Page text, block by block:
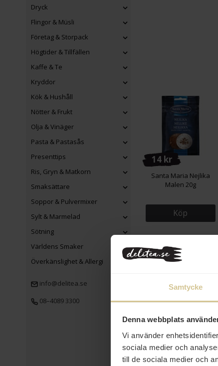
Samtycke
Denna webbplats
Vi använder
sociala medier och
till de sociala medier och
Dryck
Flingor & Müsli
Företag & Storpack
Högtider & Tillfällen
Kaffe & Te
Kryddor
Kök & Hushåll
Nötter & Frukt
Olja & Vinäger
Pasta & Pastasås
Presenttips
Ris, Gryn & Matkorn
Smaksättare
Soppor & Pulvermixer
Sylt & Marmelad
Sötning
Världens Smaker
Överkänslighet & Allergi
info@delitea.se
08–4089 3300
14 kr
Santa Maria Nejlika
Malen 20g
Köp
59 kr
Twin Dragon Japansk
Sojasås 1L